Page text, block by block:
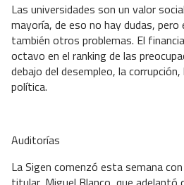
Las universidades son un valor
mayoría, de eso no hay dudas,
también otros problemas. El
octavo en el ranking de las
debajo del desempleo, la
política.
Auditorías
La Sigen comenzó esta semana